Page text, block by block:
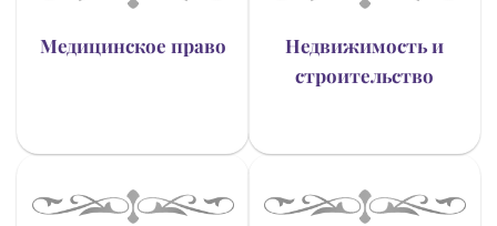
Медицинское право
Недвижимость и
строительство